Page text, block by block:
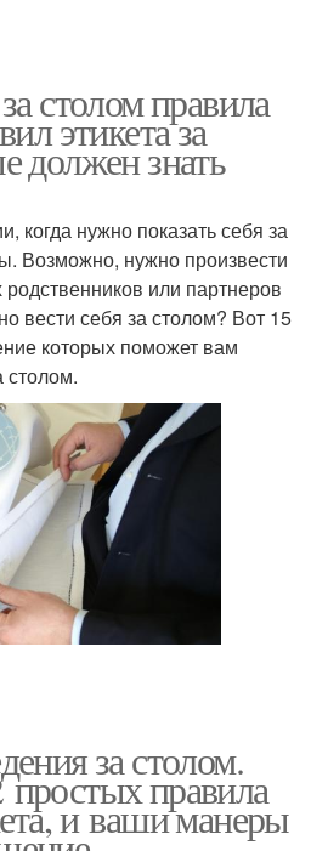
столом правила
этикета за
должен знать
когда нужно показать себя за
Возможно, нужно произвести
или партнеров
вести себя за столом? Вот 15
которых поможет вам
столом.
за столом.
правила
и ваши манеры